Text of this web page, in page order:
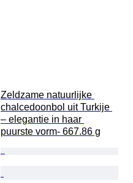
Zeldzame natuurlijke
chalcedoonbol uit Turkije
– elegantie in haar
puurste vorm- 667.86 g